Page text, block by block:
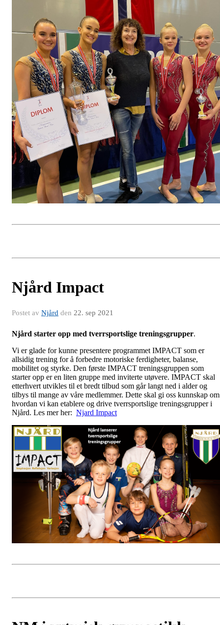
Njård Impact
Postet av Njård den 22. sep 2021
Njård starter opp med tverrsportslige treningsgrupper.
Vi er glade for kunne presentere programmet IMPACT som er
allsidig trening for å forbedre motoriske ferdigheter, balanse,
mobilitet og styrke. Den første IMPACT treningsgruppen som
starter opp er en liten gruppe med inviterte utøvere. IMPACT skal
etterhvert utvikles til et bredt tilbud som går langt ned i alder og
tilbys til mange av våre medlemmer. Dette skal gi oss kunnskap om
hvordan vi kan etablere og drive tverrsportslige treningsgrupper i
Njård. Les mer her: Njard Impact